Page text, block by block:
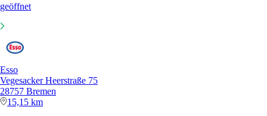
geöffnet
Esso
Vegesacker Heerstraße 75
28757 Bremen
15,15 km